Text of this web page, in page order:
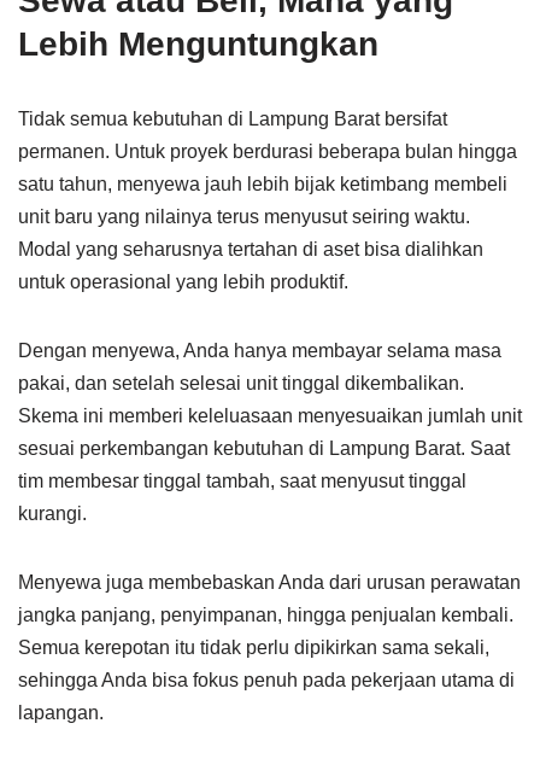
Lebih Menguntungkan
Tidak semua kebutuhan di Lampung Barat bersifat
permanen. Untuk proyek berdurasi beberapa bulan hingga
satu tahun, menyewa jauh lebih bijak ketimbang membeli
unit baru yang nilainya terus menyusut seiring waktu.
Modal yang seharusnya tertahan di aset bisa dialihkan
untuk operasional yang lebih produktif.
Dengan menyewa, Anda hanya membayar selama masa
pakai, dan setelah selesai unit tinggal dikembalikan.
Skema ini memberi keleluasaan menyesuaikan jumlah unit
sesuai perkembangan kebutuhan di Lampung Barat. Saat
tim membesar tinggal tambah, saat menyusut tinggal
kurangi.
Menyewa juga membebaskan Anda dari urusan perawatan
jangka panjang, penyimpanan, hingga penjualan kembali.
Semua kerepotan itu tidak perlu dipikirkan sama sekali,
sehingga Anda bisa fokus penuh pada pekerjaan utama di
lapangan.